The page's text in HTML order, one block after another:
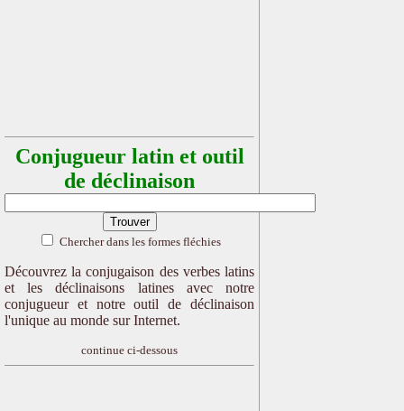
Conjugueur latin et outil
de déclinaison
Chercher dans les formes fléchies
Découvrez la conjugaison des verbes latins
et les déclinaisons latines avec notre
conjugueur et notre outil de déclinaison
l'unique au monde sur Internet.
continue ci-dessous